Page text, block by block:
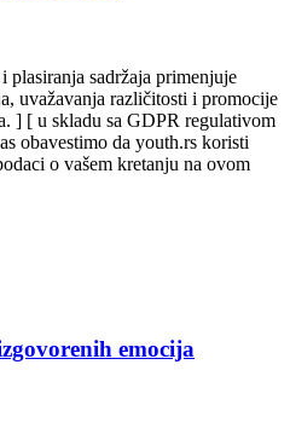
sadržaja primenjuje
uvažavanja različitosti i promocije
] [ u skladu sa GDPR regulativom
obavestimo da youth.rs koristi
o vašem kretanju na ovom
emocija